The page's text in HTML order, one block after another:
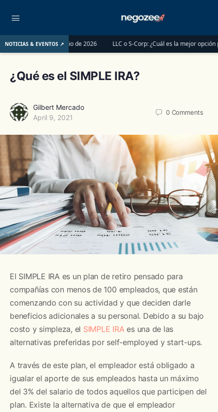
NOTICIAS & EVENTOS ↗
del 1 de junio de 2026 LLC o S-Corp: ¿Cuál es la mejor opción para
¿Qué es el SIMPLE IRA?
Gilbert Mercado
April 9, 2021
0 Comments
El SIMPLE IRA es un plan de retiro pensado para
compañías con menos de 100 empleados, que están
comenzando con su actividad y que deciden darle
beneficios adicionales a su personal. Debido a su bajo
costo y simpleza, el SIMPLE IRA es una de las
alternativas preferidas por self-employed y start-ups.
A través de este plan, el empleador está obligado a
igualar el aporte de sus empleados hasta un máximo
del 3% del salario de todos aquellos que participen del
plan. Existe la alternativa de que el empleador